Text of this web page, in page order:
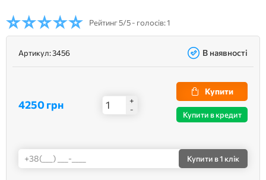
Рейтинг5/5 - голосів: 1
Артикул:3456 В наявності
4250 грн
+
-
Купити
Купити в кредит
Купити в 1 клік